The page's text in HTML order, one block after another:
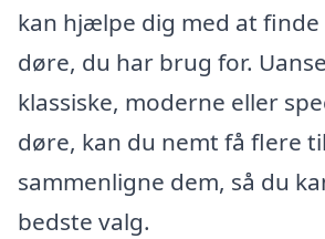
kan hjælpe dig med at
døre, du har brug for.
klassiske, moderne eller
døre, kan du nemt få flere
sammenligne dem, så du
bedste valg.